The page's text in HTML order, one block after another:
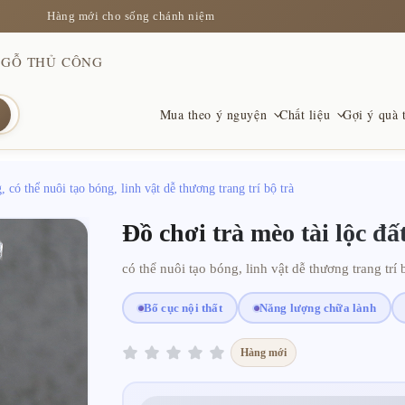
Hàng mới cho sống chánh niệm
THỦ CÔNG
Mua theo ý nguyện
Obsidian, Tỳ Hưu và vật phẩm giúp vững
Biểu
An tĩnh & Sáng rõ
Chất liệu cho sự tập trung và tĩnh lặng
Yêu
Chất liệu
Màu sắc, độ trong và biến thể tự nhiên Ấm áp,
Dây đỏ
Biểu tượng giản dị của lời chúc và kết nối
Biểu
Gợi ý quà
Tốt nghiệp, chuyển nhà, công việc, bước
Một lời
Cho thịnh vượng
Lời chúc cho công việc, tài chính và động
Tất cả
có thể nuôi tạo bóng, linh vật dễ thương trang trí bộ trà
Đồ chơi trà mèo tài lộc
có thể nuôi tạo bóng, linh vật dễ thương trang trí
Bố cục nội thất Năng lượng chữa lành
Hàng mới